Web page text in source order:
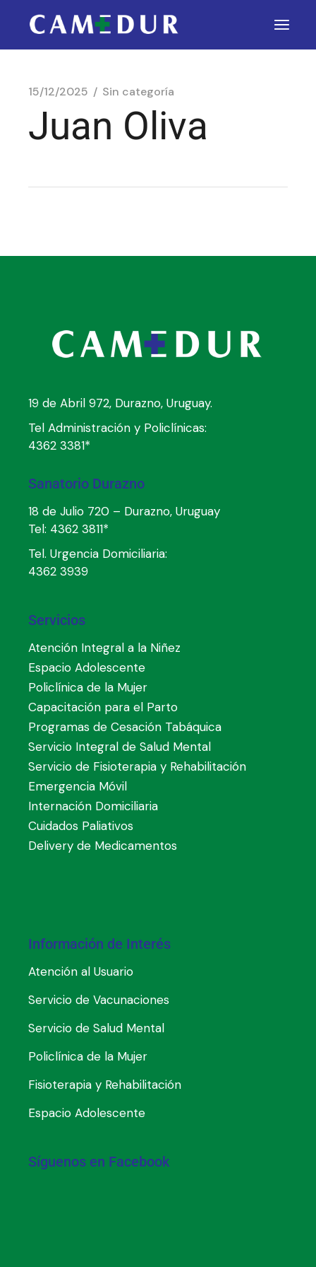
15/12/2025 Sin categoría
Juan Oliva
19 de Abril 972, Durazno, Uruguay.
Tel Administración y Policlínicas:
4362 3381*
Sanatorio Durazno
18 de Julio 720 – Durazno, Uruguay
Tel: 4362 3811*
Tel. Urgencia Domiciliaria:
4362 3939
Servicios
Atención Integral a la Niñez
Espacio Adolescente
Policlínica de la Mujer
Capacitación para el Parto
Programas de Cesación Tabáquica
Servicio Integral de Salud Mental
Servicio de Fisioterapia y Rehabilitación
Emergencia Móvil
Internación Domiciliaria
Cuidados Paliativos
Delivery de Medicamentos
Información de Interés
Atención al Usuario
Servicio de Vacunaciones
Servicio de Salud Mental
Policlínica de la Mujer
Fisioterapia y Rehabilitación
Espacio Adolescente
Síguenos en Facebook